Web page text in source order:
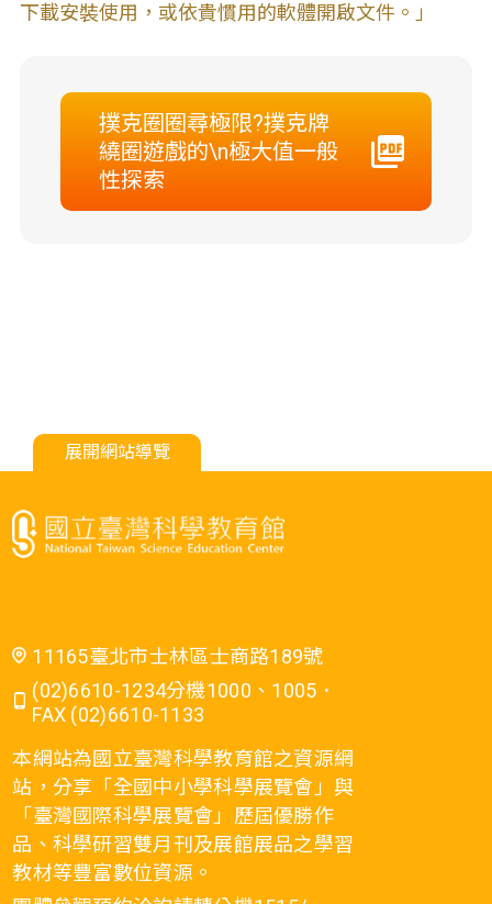
下載安裝使用，或依貴慣用的軟體開啟文件。」
撲克圈圈尋極限?撲克牌
繞圈遊戲的\n極大值一般
性探索
展開網站導覽
11165臺北市士林區士商路189號
(02)6610-1234分機1000、1005．
FAX (02)6610-1133
本網站為國立臺灣科學教育館之資源網
站，分享「全國中小學科學展覽會」與
「臺灣國際科學展覽會」歷屆優勝作
品、科學研習雙月刊及展館展品之學習
教材等豐富數位資源。